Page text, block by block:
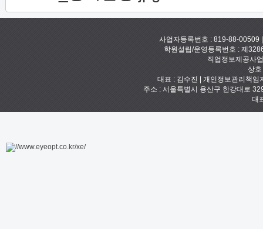
사업자등록번호 : 819-88-00509
학원설립/운영등록번호 : 제
직업정보제공사
상
대표 : 김수진 | 개인정보관리책
주소 : 서울특별시 용산구 한강대로
대